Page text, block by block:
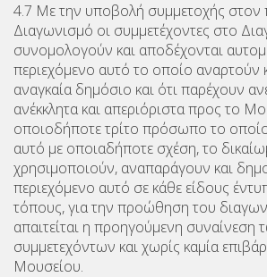
4.7 Με την υποβολή συμμετοχής στον
Διαγωνισμό οι συμμετέχοντες στο
συνομολογούν και αποδέχονται
περιεχόμενο αυτό το οποίο αναρτούν
αναγκαία δημόσιο και ότι παρέχουν
ανέκκλητα και απεριόριστα προς το
οποιοδήποτε τρίτο πρόσωπο το
αυτό με οποιαδήποτε σχέση, το
χρησιμοποιούν, αναπαράγουν και
περιεχόμενο αυτό σε κάθε είδους
τόπους, για την προώθηση του
απαιτείται η προηγούμενη συναίνεση
συμμετεχόντων και χωρίς καμία
Μουσείου.